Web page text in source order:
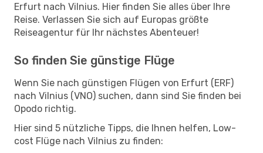
Erfurt nach Vilnius. Hier finden Sie alles über Ihre
Reise. Verlassen Sie sich auf Europas größte
Reiseagentur für Ihr nächstes Abenteuer!
So finden Sie günstige Flüge
Wenn Sie nach günstigen Flügen von Erfurt (ERF)
nach Vilnius (VNO) suchen, dann sind Sie finden bei
Opodo richtig.
Hier sind 5 nützliche Tipps, die Ihnen helfen, Low-
cost Flüge nach Vilnius zu finden: